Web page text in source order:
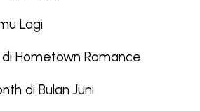
Lagi
di Hometown Romance
di Bulan Juni